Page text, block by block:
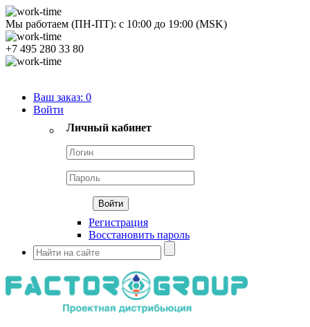
Мы работаем (ПН-ПТ): с 10:00 до 19:00 (MSK)
+7 495 280 33 80
Ваш заказ: 0
Войти
Личный кабинет
Регистрация
Восстановить пароль